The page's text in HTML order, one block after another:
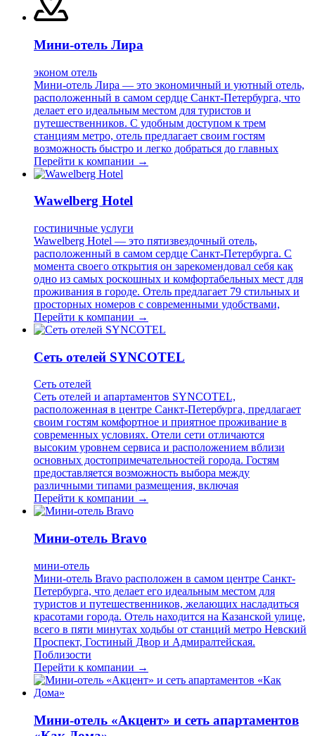
Мини-отель Лира
эконом отель
Мини-отель Лира — это экономичный и уютный отель,
расположенный в самом сердце Санкт-Петербурга, что
делает его идеальным местом для туристов и
путешественников. С удобным доступом к трем
станциям метро, отель предлагает своим гостям
возможность быстро и легко добраться до главных
Перейти к компании →
Wawelberg Hotel
гостиничные услуги
Wawelberg Hotel — это пятизвездочный отель,
расположенный в самом сердце Санкт-Петербурга. С
момента своего открытия он зарекомендовал себя как
одно из самых роскошных и комфортабельных мест для
проживания в городе. Отель предлагает 79 стильных и
просторных номеров с современными удобствами,
Перейти к компании →
Сеть отелей SYNCOTEL
Сеть отелей
Сеть отелей и апартаментов SYNCOTEL,
расположенная в центре Санкт-Петербурга, предлагает
своим гостям комфортное и приятное проживание в
современных условиях. Отели сети отличаются
высоким уровнем сервиса и расположением вблизи
основных достопримечательностей города. Гостям
предоставляется возможность выбора между
различными типами размещения, включая
Перейти к компании →
Мини-отель Bravo
мини-отель
Мини-отель Bravo расположен в самом центре Санкт-
Петербурга, что делает его идеальным местом для
туристов и путешественников, желающих насладиться
красотами города. Отель находится на Казанской улице,
всего в пяти минутах ходьбы от станций метро Невский
Проспект, Гостиный Двор и Адмиралтейская.
Поблизости
Перейти к компании →
Мини-отель «Акцент» и сеть апартаментов